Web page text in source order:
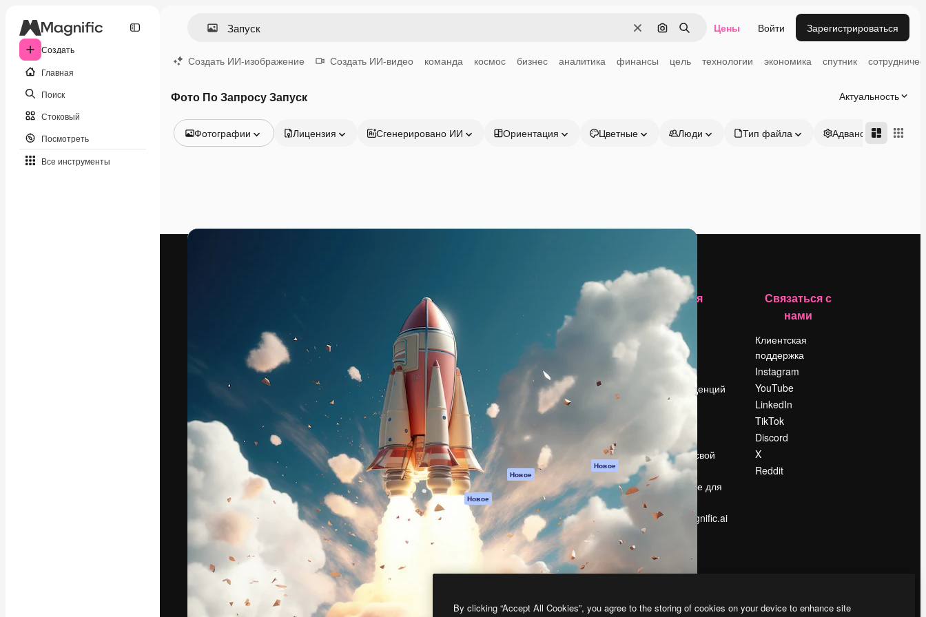
Создать
Главная
Поиск
Стоковый
Посмотреть
Все инструменты
ОчиститьПоиск по изображению
Поиск Цены Войти Зарегистрироваться
Создать ИИ-изображение Создать ИИ-видео команда космос бизнес аналитика финансы цель технологии экономика спутник
Фото По Запросу Запуск Актуальность
Фотографии
Видео
Лицензия Сгенерировано ИИ Ориентация Цветные Люди Тип файла Адвансд
Креативная платформа для создания
ваших лучших работ. Более 1 миллиона
подписчиков среди креаторов,
предприятий, агентств и студий.
Pусский
Продукция
Spaces
ИИ-помощник
Генератор
изображений ИИ
Генератор видео
ИИ
Генератор голоса
на основе ИИ
Стоковый контент
MCP для
Claude/ChatGPT
Новое
Агенты Новое
API
Мобильное
приложение
Magnific
Начать
Academy
Документация по
Служба
поддержки
Условия и
положения
конфиденциальности
Оригиналы
Новое
Политика файлов
cookie
Центр доверия
Партнеры
Предприятие
Компания
Цены
О нас
Reviews
Поиск тенденций
Slidesgo
Продайте свой
контент
Помещение для
Ищете magnific.ai
Связаться с
нами
Клиентская
поддержка
Instagram
YouTube
LinkedIn
TikTok
Discord
X
Reddit
By clicking “Accept All Cookies”, you agree to the storing of cookies on your device to enhance site